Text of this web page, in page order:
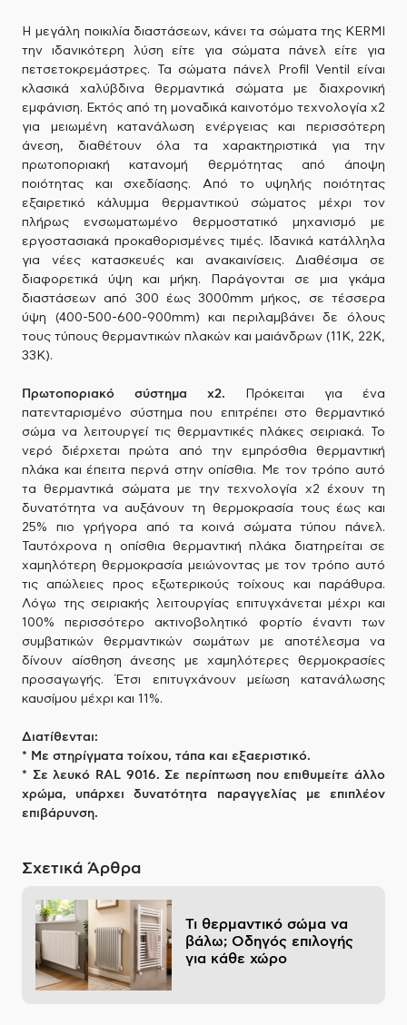
Η μεγάλη ποικιλία διαστάσεων, κάνει τα σώματα της KERMI
την ιδανικότερη λύση είτε για σώματα πάνελ είτε για
πετσετοκρεμάστρες. Τα σώματα πάνελ Profil Ventil είναι
κλασικά χαλύβδινα θερμαντικά σώματα με διαχρονική
εμφάνιση. Εκτός από τη μοναδικά καινοτόμο τεχνολογία x2
για μειωμένη κατανάλωση ενέργειας και περισσότερη
άνεση, διαθέτουν όλα τα χαρακτηριστικά για την
πρωτοποριακή κατανομή θερμότητας από άποψη
ποιότητας και σχεδίασης. Από το υψηλής ποιότητας
εξαιρετικό κάλυμμα θερμαντικού σώματος μέχρι τον
πλήρως ενσωματωμένο θερμοστατικό μηχανισμό με
εργοστασιακά προκαθορισμένες τιμές. Ιδανικά κατάλληλα
για νέες κατασκευές και ανακαινίσεις. Διαθέσιμα σε
διαφορετικά ύψη και μήκη. Παράγονται σε μια γκάμα
διαστάσεων από 300 έως 3000mm μήκος, σε τέσσερα
ύψη (400-500-600-900mm) και περιλαμβάνει δε όλους
τους τύπους θερμαντικών πλακών και μαιάνδρων (11Κ, 22Κ,
33Κ).
Πρωτοποριακό σύστημα x2. Πρόκειται για ένα
πατενταρισμένο σύστημα που επιτρέπει στο θερμαντικό
σώμα να λειτουργεί τις θερμαντικές πλάκες σειριακά. Το
νερό διέρχεται πρώτα από την εμπρόσθια θερμαντική
πλάκα και έπειτα περνά στην οπίσθια. Με τον τρόπο αυτό
τα θερμαντικά σώματα με την τεχνολογία x2 έχουν τη
δυνατότητα να αυξάνουν τη θερμοκρασία τους έως και
25% πιο γρήγορα από τα κοινά σώματα τύπου πάνελ.
Ταυτόχρονα η οπίσθια θερμαντική πλάκα διατηρείται σε
χαμηλότερη θερμοκρασία μειώνοντας με τον τρόπο αυτό
τις απώλειες προς εξωτερικούς τοίχους και παράθυρα.
Λόγω της σειριακής λειτουργίας επιτυγχάνεται μέχρι και
100% περισσότερο ακτινοβολητικό φορτίο έναντι των
συμβατικών θερμαντικών σωμάτων με αποτέλεσμα να
δίνουν αίσθηση άνεσης με χαμηλότερες θερμοκρασίες
προσαγωγής. Έτσι επιτυγχάνουν μείωση κατανάλωσης
καυσίμου μέχρι και 11%.
Διατίθενται:
* Με στηρίγματα τοίχου, τάπα και εξαεριστικό.
* Σε λευκό RAL 9016. Σε περίπτωση που επιθυμείτε άλλο
χρώμα, υπάρχει δυνατότητα παραγγελίας με επιπλέον
επιβάρυνση.
Σχετικά Άρθρα
Τι θερμαντικό σώμα να
βάλω; Οδηγός επιλογής
για κάθε χώρο